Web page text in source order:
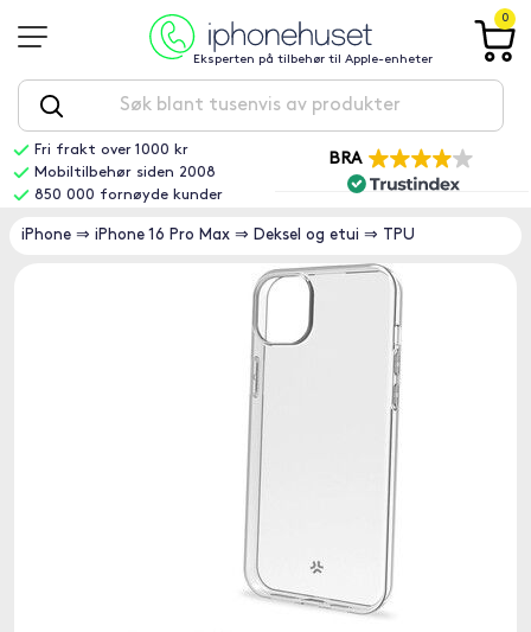
Eksperten på tilbehør til Apple-enheter
0
Fri frakt over 1000 kr
Mobiltilbehør siden 2008
850 000 fornøyde kunder
BRA
iPhone ⇒ iPhone 16 Pro Max ⇒ Deksel og etui ⇒ TPU